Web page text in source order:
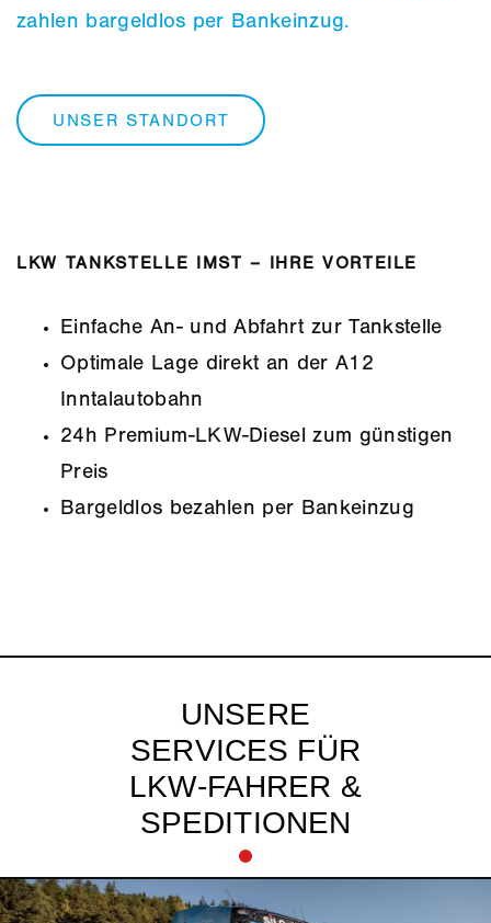
zahlen bargeldlos per Bankeinzug.
UNSER STANDORT
LKW TANKSTELLE IMST – IHRE VORTEILE
Einfache An- und Abfahrt zur Tankstelle
Optimale Lage direkt an der A12
Inntalautobahn
24h Premium-LKW-Diesel zum günstigen
Preis
Bargeldlos bezahlen per Bankeinzug
UNSERE
SERVICES FÜR
LKW-FAHRER &
SPEDITIONEN